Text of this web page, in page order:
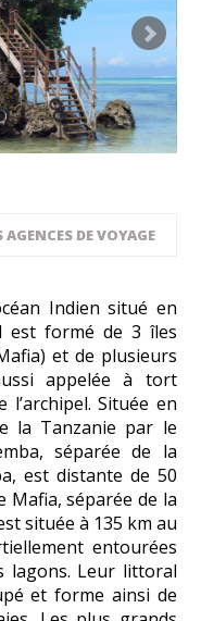
AGENCES DE VOYAGE
Indien situé en
est formé de 3 îles
et de plusieurs
appelée à tort
Située en
la Tanzanie par le
séparée de la
est distante de 50
Mafia, séparée de la
située à 135 km au
entourées
lagons. Leur littoral
et forme ainsi de